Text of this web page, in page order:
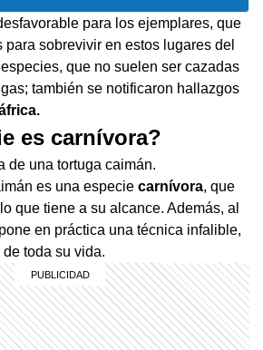
para los ejemplares, que
para sobrevivir en estos lugares del
que no suelen ser cazadas
también se notificaron hallazgos
es carnívora?
es una especie carnívora, que
que tiene a su alcance. Además, al
en práctica una técnica infalible,
toda su vida.